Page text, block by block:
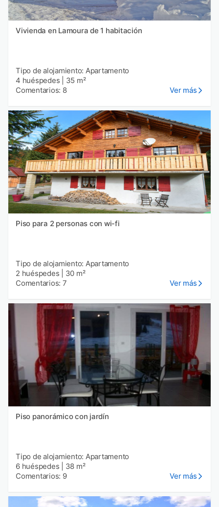
Vivienda en Lamoura de 1 habitación
Tipo de alojamiento: Apartamento
4 huéspedes
35 m²
Comentarios: 8
Ver más
Piso para 2 personas con wi-fi
Tipo de alojamiento: Apartamento
2 huéspedes
30 m²
Comentarios: 7
Ver más
Piso panorámico con jardín
Tipo de alojamiento: Apartamento
6 huéspedes
38 m²
Comentarios: 9
Ver más